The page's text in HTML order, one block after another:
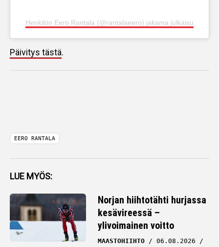
Henkilön Eero Rantala (@rantalaeero) jakama julkaisu
Päivitys tästä.
EERO RANTALA
LUE MYÖS:
Norjan hiihtotähti hurjassa
kesävireessä –
ylivoimainen voitto
MAASTOHIIHTO
06.08.2026